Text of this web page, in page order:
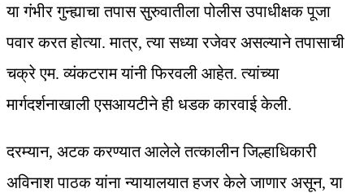
या गंभीर गुन्ह्याचा तपास सुरुवातीला पोलीस उपाधीक्षक पूजा
पवार करत होत्या. मात्र, त्या सध्या रजेवर असल्याने तपासाची
चक्रे एम. व्यंकटराम यांनी फिरवली आहेत. त्यांच्या
मार्गदर्शनाखाली एसआयटीने ही धडक कारवाई केली.
दरम्यान, अटक करण्यात आलेले तत्कालीन जिल्हाधिकारी
अविनाश पाठक यांना न्यायालयात हजर केले जाणार असून, या